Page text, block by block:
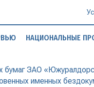
НАЦИОНАЛЬНЫЕ
бумаг ЗАО
именных